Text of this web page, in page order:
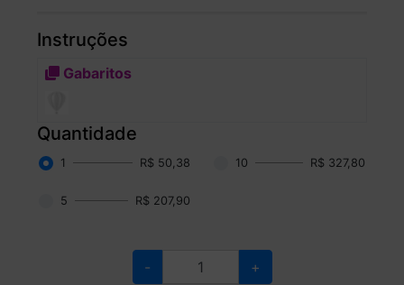
Instruções
Gabaritos
Quantidade
1 R$ 50,38 10 R$ 327,80
5 R$ 207,90
- +